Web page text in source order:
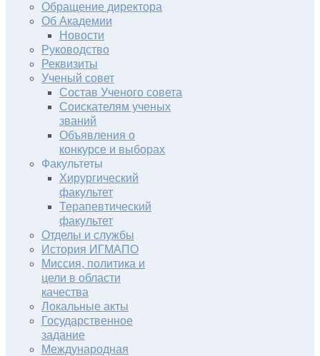
Обращение директора
Об Академии
Новости
Руководство
Реквизиты
Ученый совет
Состав Ученого совета
Соискателям ученых
званий
Объявления о
конкурсе и выборах
Факультеты
Хирургический
факультет
Терапевтический
факультет
Отделы и службы
История ИГМАПО
Миссия, политика и
цели в области
качества
Локальные акты
Государственное
задание
Международная